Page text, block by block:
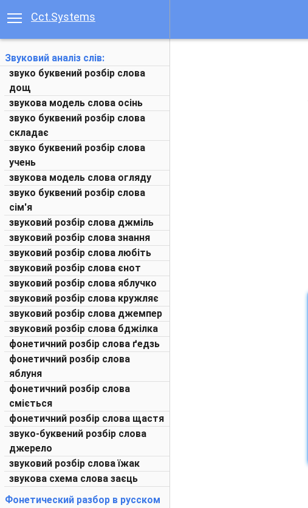
Cct.Systems
Звуковий аналіз слів:
звуко буквений розбір слова
дощ
звукова модель слова осінь
звуко буквений розбір слова
складає
звуко буквений розбір слова
учень
звукова модель слова огляду
звуко буквений розбір слова
сім'я
звуковий розбір слова джміль
звуковий розбір слова знання
звуковий розбір слова любіть
звуковий розбір слова єнот
звуковий розбір слова яблучко
звуковий розбір слова кружляє
звуковий розбір слова джемпер
звуковий розбір слова бджілка
фонетичний розбір слова ґедзь
фонетичний розбір слова
яблуня
фонетичний розбір слова
сміється
фонетичний розбір слова щастя
звуко-буквений розбір слова
джерело
звуковий розбір слова їжак
звукова схема слова заєць
Фонетический разбор в русском